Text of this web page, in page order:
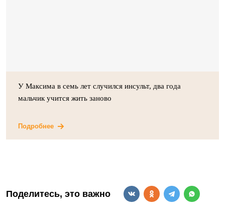
У Максима в семь лет случился инсульт, два года
мальчик учится жить заново
Подробнее
Поделитесь, это важно